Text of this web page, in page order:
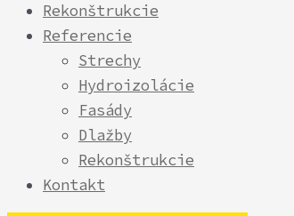
Rekonštrukcie
Referencie
Strechy
Hydroizolácie
Fasády
Dlažby
Rekonštrukcie
Kontakt